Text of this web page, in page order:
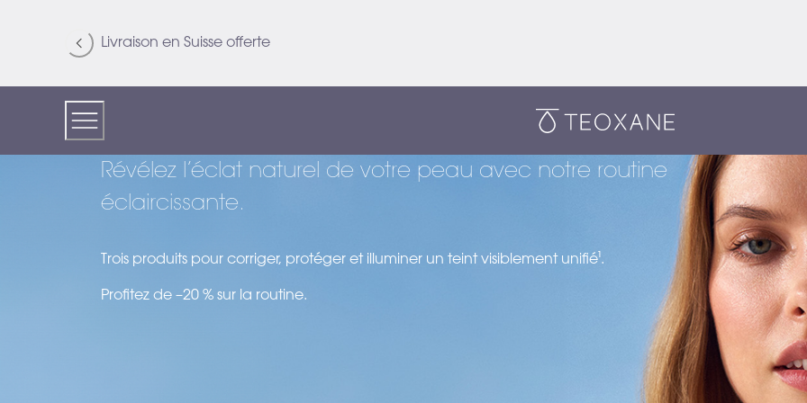
Livraison en Suisse offerte
Teoxane
Révélez l’éclat naturel de votre peau avec notre routine
éclaircissante.
Trois produits pour corriger, protéger et illuminer un teint visiblement unifié¹.
Profitez de –20 % sur la routine.